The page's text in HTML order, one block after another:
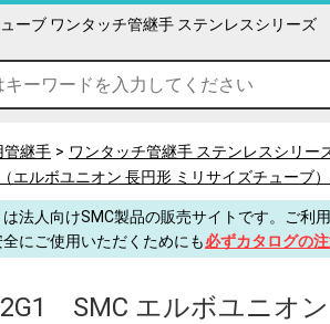
ーブ ワンタッチ管継手 ステンレスシリーズ
管継手
ワンタッチ管継手 ステンレスシリー
エルボユニオン 長円形 ミリサイズチューブ）
法人向けSMC製品の販売サイトです。ご利
全にご使用いただくためにも必ずカタログの
SMC エルボユニオ